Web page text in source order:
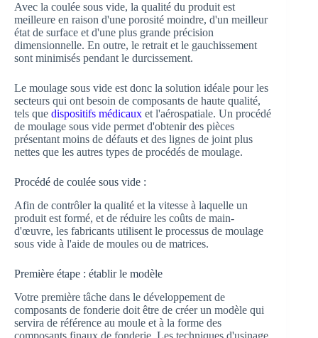
Avec la coulée sous vide, la qualité du produit est
meilleure en raison d'une porosité moindre, d'un meilleur
état de surface et d'une plus grande précision
dimensionnelle. En outre, le retrait et le gauchissement
sont minimisés pendant le durcissement.
Le moulage sous vide est donc la solution idéale pour les
secteurs qui ont besoin de composants de haute qualité,
tels que dispositifs médicaux et l'aérospatiale. Un procédé
de moulage sous vide permet d'obtenir des pièces
présentant moins de défauts et des lignes de joint plus
nettes que les autres types de procédés de moulage.
Procédé de coulée sous vide :
Afin de contrôler la qualité et la vitesse à laquelle un
produit est formé, et de réduire les coûts de main-
d'œuvre, les fabricants utilisent le processus de moulage
sous vide à l'aide de moules ou de matrices.
Première étape : établir le modèle
Votre première tâche dans le développement de
composants de fonderie doit être de créer un modèle qui
servira de référence au moule et à la forme des
composants finaux de fonderie. Les techniques d'usinage